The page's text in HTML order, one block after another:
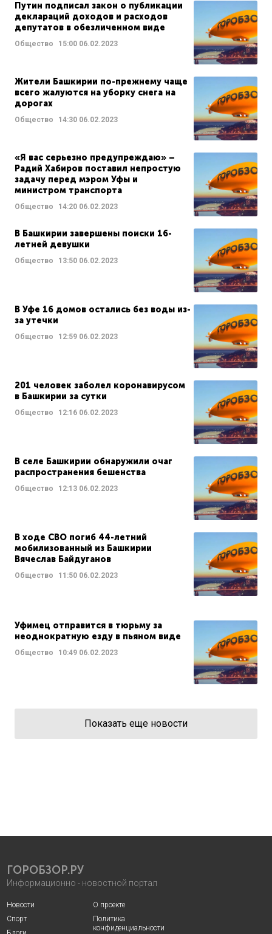
Путин подписал закон о публикации
деклараций доходов и расходов
депутатов в обезличенном виде
Общество 15:00 06.02.2023
Жители Башкирии по-прежнему чаще
всего жалуются на уборку снега на
дорогах
Общество 14:30 06.02.2023
«Я вас серьезно предупреждаю» –
Радий Хабиров поставил непростую
задачу перед мэром Уфы и
министром транспорта
Общество 14:20 06.02.2023
В Башкирии завершены поиски 16-
летней девушки
Общество 13:50 06.02.2023
В Уфе 16 домов остались без воды из-
за утечки
Общество 12:59 06.02.2023
201 человек заболел коронавирусом
в Башкирии за сутки
Общество 12:16 06.02.2023
В селе Башкирии обнаружили очаг
распространения бешенства
Общество 12:13 06.02.2023
В ходе СВО погиб 44-летний
мобилизованный из Башкирии
Вячеслав Байдуганов
Общество 11:50 06.02.2023
Уфимец отправится в тюрьму за
неоднократную езду в пьяном виде
Общество 10:49 06.02.2023
Показать еще новости
ГОРОБЗОР.РУ
Информационно - новостной портал
Новости
Спорт
О проекте
Политика
конфиденциальности